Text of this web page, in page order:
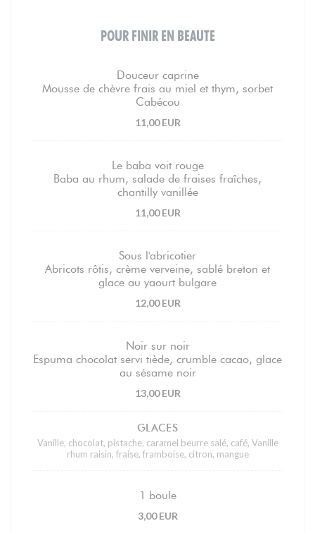
POUR FINIR EN BEAUTE
Douceur caprine
Mousse de chèvre frais au miel et thym, sorbet
Cabécou
11,00 EUR
Le baba voit rouge
Baba au rhum, salade de fraises fraîches,
chantilly vanillée
11,00 EUR
Sous l'abricotier
Abricots rôtis, crème verveine, sablé breton et
glace au yaourt bulgare
12,00 EUR
Noir sur noir
Espuma chocolat servi tiède, crumble cacao, glace
au sésame noir
13,00 EUR
GLACES
Vanille, chocolat, pistache, caramel beurre salé, café, Vanille
rhum raisin, fraise, framboise, citron, mangue
1 boule
3,00 EUR